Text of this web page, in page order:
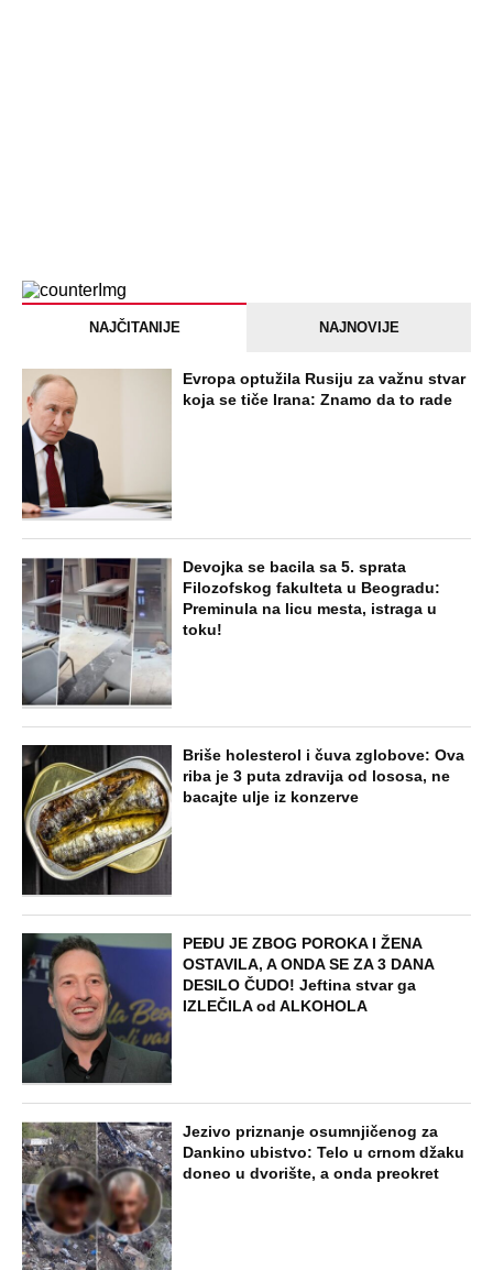
NAJNOVIJE POPULARNO
U ELITI 10 BIĆE NEVIĐEN HAOS! Ovo su
do sada potvrđeni učesnici, stari računi
dolaze na naplatu, a stiže i stari vuk
rijalitija
"Pomalo je grubo to što..." Britanac prvi
(VIDEO)
EXTERNAL ARTICLES
Dijana se posle 5 godina vratila iz
Nemačke i posetila ćerkin grob, kod
spomenika joj prilazi čovek i govori:
"Znam devojku sa slike, udala se
STARS
SVI BRUJE O NJENOM ULASKU U ELITU
10! Napravila najveću prevaru u rijalitiju,
pa nestala iz Srbije: Kuća u kojoj je
živela napuštena, a svi pričaju o ovom